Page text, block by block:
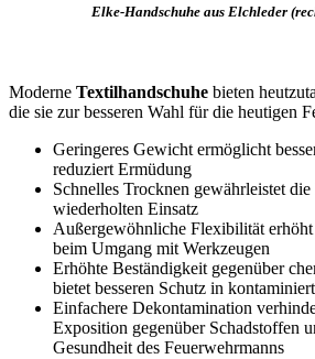
Elke-Handschuhe aus Elchleder
Moderne Textilhandschuhe bieten
die sie zur besseren Wahl für die heutigen
Geringeres Gewicht ermöglicht
reduziert Ermüdung
Schnelles Trocknen gewährleistet
wiederholten Einsatz
Außergewöhnliche Flexibilität
beim Umgang mit Werkzeugen
Erhöhte Beständigkeit gegenüber
bietet besseren Schutz in
Einfachere Dekontamination
Exposition gegenüber Schadstoffen
Gesundheit des Feuerwehrmanns